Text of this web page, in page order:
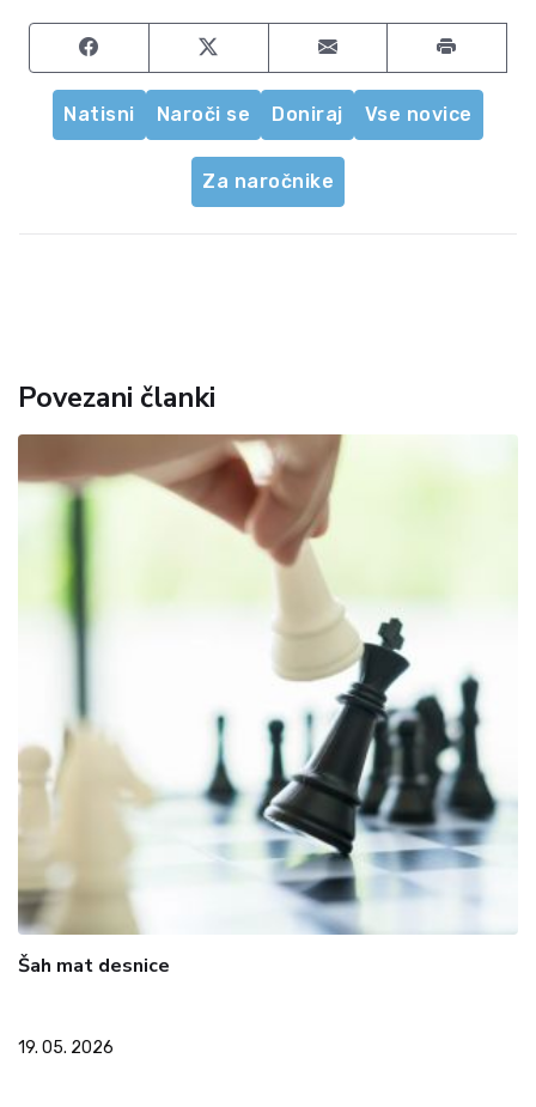
Share on FacebookShare on TwitterShare by email
Natisni Naroči se Doniraj Vse novice
Za naročnike
Povezani članki
Šah mat desnice
19. 05. 2026